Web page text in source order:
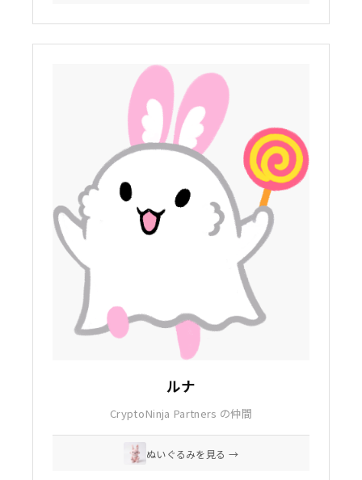
ルナ
CryptoNinja Partners の仲間
ぬいぐるみを見る →